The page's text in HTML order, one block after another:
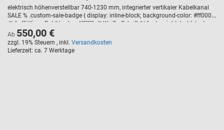
elektrisch höhenverstellbar 740-1230 mm, integrierter vertikaler Kabelkanal
SALE % .custom-sale-badge { display: inline-block; background-color: #ff0000;
/* Auffälliges Rot */ color: #ffffff; /* Weiße Schrift */ font-weight: bold; text-
transform: uppercase; padding: 5px 10px; border-radius: 3px; font-size: 14px;
margin-bottom: 10px; letter-spacing: 1px; }
Ab 550,00 €
zzgl. 19% Steuern , inkl. Versandkosten
Lieferzeit ca. 7 Werktage